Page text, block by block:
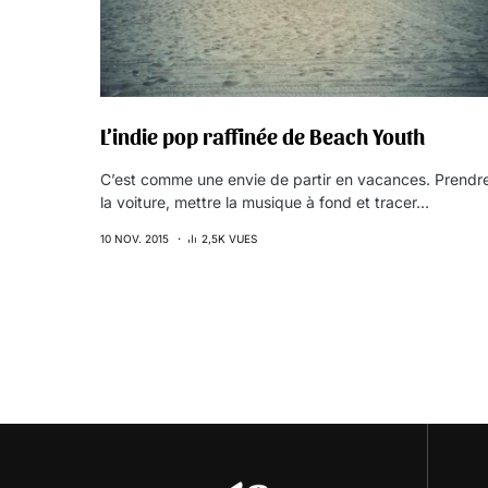
L’indie pop raffinée de Beach Youth
C’est comme une envie de partir en vacances.
la voiture, mettre la musique à fond et tracer…
10 NOV. 2015 2,5K VUES